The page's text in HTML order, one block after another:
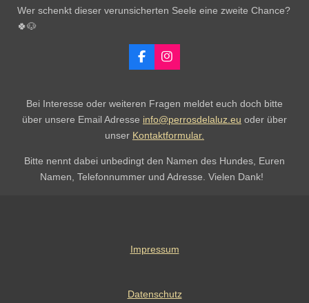
Wer schenkt dieser verunsicherten Seele eine zweite Chance?
🍀🐶
F
a
b
o
o
k
I
n
a
g
r
a
Bei Interesse oder weiteren Fragen meldet euch doch bitte
über unsere Email Adresse info@perrosdelaluz.eu oder über
unser Kontaktformular.
Bitte nennt dabei unbedingt den Namen des Hundes, Euren
Namen, Telefonnummer und Adresse. Vielen Dank!
Impressum
Datenschutz